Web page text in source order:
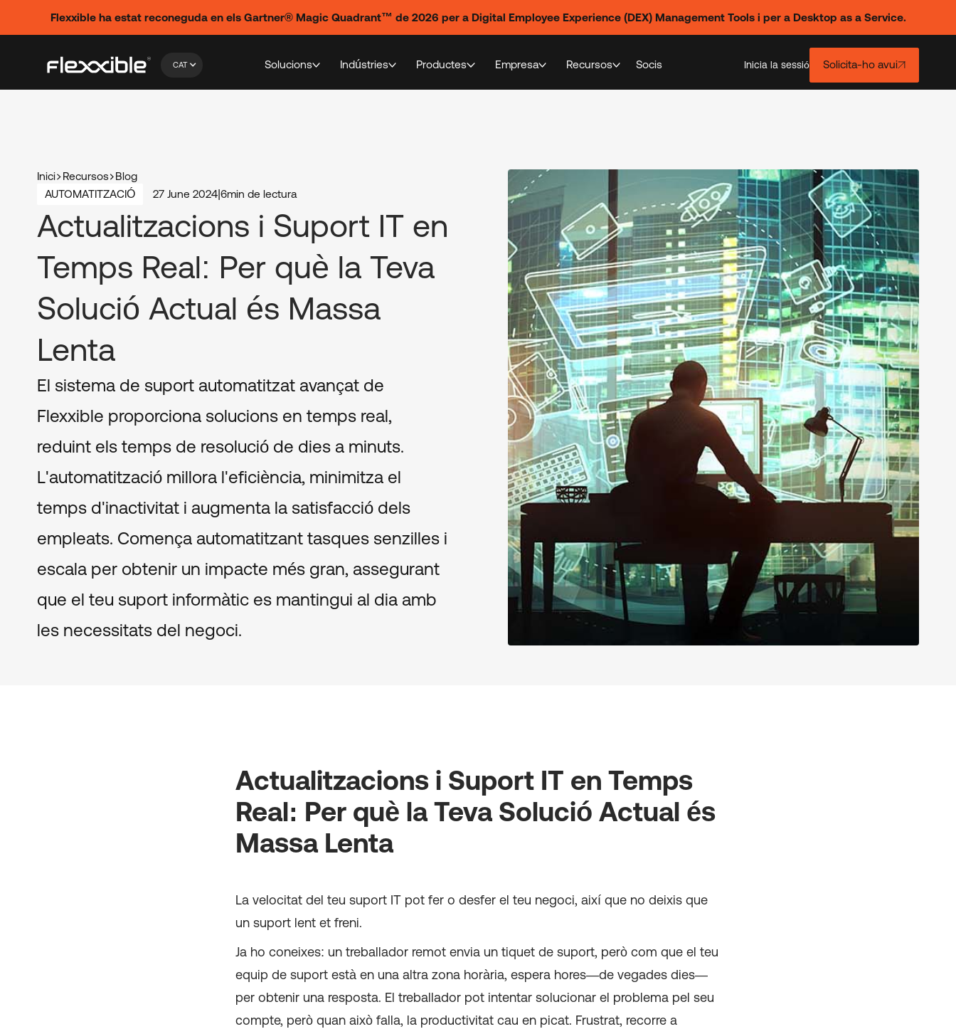
Flexxible ha estat reconeguda en els Gartner® Magic Quadrant™ de 2026 per a Digital Employee Experience (DEX) Management Tools i per a Desktop as a Service.
CAT Solucions Indústries Productes Empresa Recursos Socis Inicia la sessió Solicita-ho avui
Inici Recursos
Blog
AUTOMATITZACIÓ
27 June 2024| 6min de lectura
Actualitzacions i Suport IT en
Temps Real: Per què la Teva
Solució Actual és Massa
Lenta
El sistema de suport automatitzat avançat de
Flexxible proporciona solucions en temps real,
reduint els temps de resolució de dies a minuts.
L'automatització millora l'eficiència, minimitza el
temps d'inactivitat i augmenta la satisfacció dels
empleats. Comença automatitzant tasques senzilles i
escala per obtenir un impacte més gran, assegurant
que el teu suport informàtic es mantingui al dia amb
les necessitats del negoci.
Actualitzacions i Suport IT en Temps
Real: Per què la Teva Solució Actual és
Massa Lenta
La velocitat del teu suport IT pot fer o desfer el teu negoci, així que no deixis que
un suport lent et freni.
Ja ho coneixes: un treballador remot envia un tiquet de suport, però com que el teu
equip de suport està en una altra zona horària, espera hores—de vegades dies—
per obtenir una resposta. El treballador pot intentar solucionar el problema pel seu
compte, però quan això falla, la productivitat cau en picat. Frustrat, recorre a